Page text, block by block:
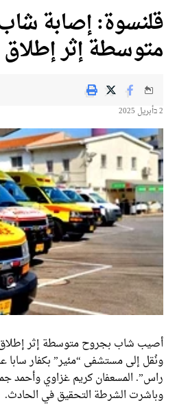
قلنسوة: إصابة
متوسطة إثر إطلاق
2 בأبريل 2025
أصيب شاب بجروح متوسطة إثر إطلاق
ونُقل إلى مستشفى “مئير” بكفار سابا
راس”. المسعفان كريم غزاوي وأحمد
وباشرت الشرطة التحقيق في الحادث.